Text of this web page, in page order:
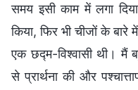
समय इसी काम में लगा
किया, फिर भी चीजों के बारे
एक छद्म-विश्वासी थी। मैं
से प्रार्थना की और